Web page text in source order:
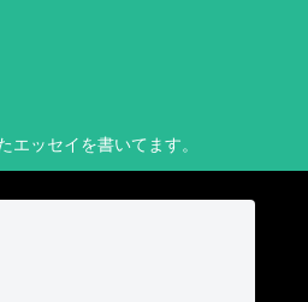
ッセイを書いてます。